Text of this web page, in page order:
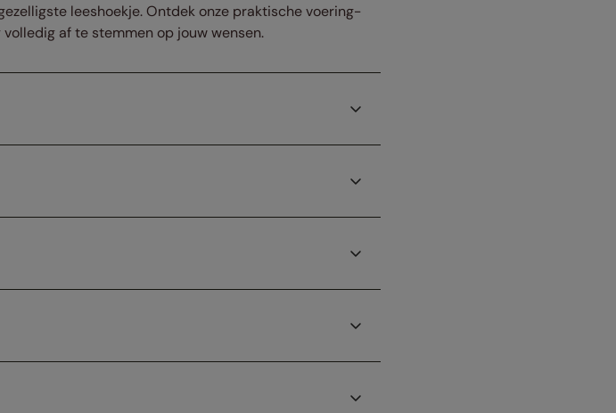
leeshoekje. Ontdek onze praktische voering-
af te stemmen op jouw wensen.